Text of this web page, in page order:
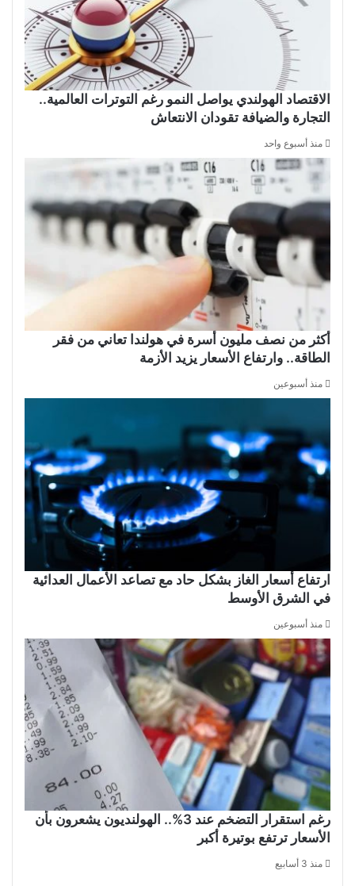
الاقتصاد الهولندي يواصل النمو رغم التوترات العالمية..
التجارة والضيافة تقودان الانتعاش
منذ أسبوع واحد
أكثر من نصف مليون أسرة في هولندا تعاني من فقر
الطاقة.. وارتفاع الأسعار يزيد الأزمة
منذ أسبوعين
ارتفاع أسعار الغاز بشكل حاد مع تصاعد الأعمال العدائية
في الشرق الأوسط
منذ أسبوعين
رغم استقرار التضخم عند 3%.. الهولنديون يشعرون بأن
الأسعار ترتفع بوتيرة أكبر
منذ 3 أسابيع